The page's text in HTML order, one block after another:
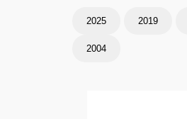
2025 2019
2004